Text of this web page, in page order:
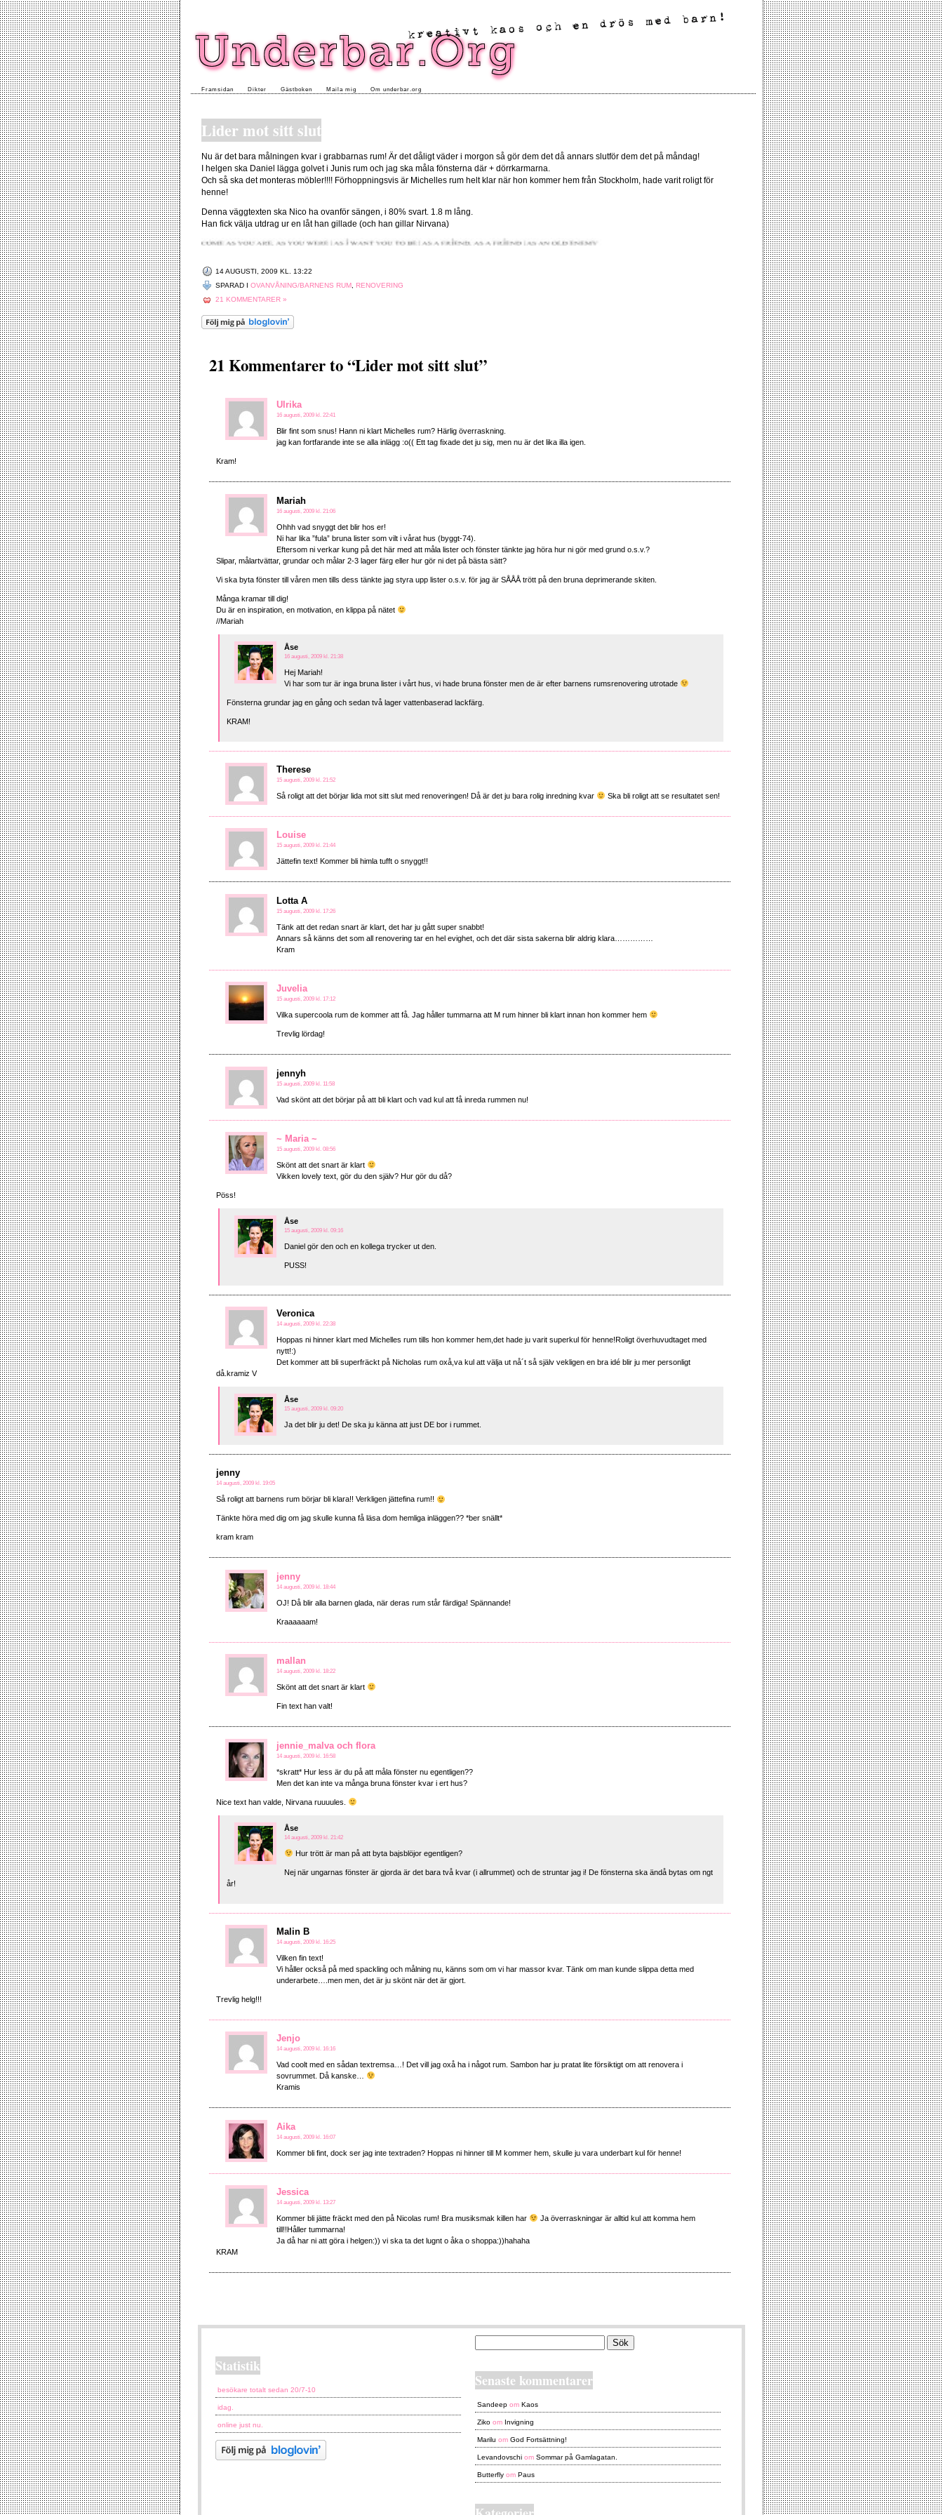
Framsidan Dikter Gästboken Maila mig Om underbar.org
Lider mot sitt slut
Nu är det bara målningen kvar i grabbarnas rum! Är det dåligt väder i morgon så gör dem det då annars slutför dem det på måndag!
I helgen ska Daniel lägga golvet i Junis rum och jag ska måla fönsterna där + dörrkarmarna.
Och så ska det monteras möbler!!!! Förhoppningsvis är Michelles rum helt klar när hon kommer hem från Stockholm, hade varit roligt för
henne!
Denna väggtexten ska Nico ha ovanför sängen, i 80% svart. 1.8 m lång.
Han fick välja utdrag ur en låt han gillade (och han gillar Nirvana)
14 AUGUSTI, 2009 KL. 13:22
SPARAD I OVANVÅNING/BARNENS RUM RENOVERING
21 KOMMENTARER »
21 Kommentarer to “Lider mot sitt slut”
Ulrika
16 augusti, 2009 kl. 22:41
Blir fint som snus! Hann ni klart Michelles rum? Härlig överraskning.
jag kan fortfarande inte se alla inlägg :o(( Ett tag fixade det ju sig, men nu är det lika illa igen.
Kram!
Mariah
16 augusti, 2009 kl. 21:06
Ohhh vad snyggt det blir hos er!
Ni har lika ”fula” bruna lister som vilt i vårat hus (byggt-74).
Eftersom ni verkar kung på det här med att måla lister och fönster tänkte jag höra hur ni gör med grund o.s.v.?
Slipar, målartvättar, grundar och målar 2-3 lager färg eller hur gör ni det på bästa sätt?
Vi ska byta fönster till våren men tills dess tänkte jag styra upp lister o.s.v. för jag är SÅÅÅ trött på den bruna deprimerande skiten.
Många kramar till dig!
Du är en inspiration, en motivation, en klippa på nätet
//Mariah
Åse
16 augusti, 2009 kl. 21:38
Hej Mariah!
Vi har som tur är inga bruna lister i vårt hus, vi hade bruna fönster men de är efter barnens rumsrenovering utrotade
Fönsterna grundar jag en gång och sedan två lager vattenbaserad lackfärg.
KRAM!
Therese
15 augusti, 2009 kl. 21:52
Så roligt att det börjar lida mot sitt slut med renoveringen! Då är det ju bara rolig inredning kvar Ska bli roligt att se resultatet sen!
Louise
15 augusti, 2009 kl. 21:44
Jättefin text! Kommer bli himla tufft o snyggt!!
Lotta A
15 augusti, 2009 kl. 17:26
Tänk att det redan snart är klart, det har ju gått super snabbt!
Annars så känns det som all renovering tar en hel evighet, och det där sista sakerna blir aldrig klara……………
Kram
Juvelia
15 augusti, 2009 kl. 17:12
Vilka supercoola rum de kommer att få. Jag håller tummarna att M rum hinner bli klart innan hon kommer hem
Trevlig lördag!
jennyh
15 augusti, 2009 kl. 11:58
Vad skönt att det börjar på att bli klart och vad kul att få inreda rummen nu!
~ Maria ~
15 augusti, 2009 kl. 08:56
Skönt att det snart är klart
Vikken lovely text, gör du den själv? Hur gör du då?
Pöss!
Åse
15 augusti, 2009 kl. 09:16
Daniel gör den och en kollega trycker ut den.
PUSS!
Veronica
14 augusti, 2009 kl. 22:38
Hoppas ni hinner klart med Michelles rum tills hon kommer hem,det hade ju varit superkul för henne!Roligt överhuvudtaget med
nytt!:)
Det kommer att bli superfräckt på Nicholas rum oxå,va kul att välja ut nå´t så själv vekligen en bra idé blir ju mer personligt
då.kramiz V
Åse
15 augusti, 2009 kl. 09:20
Ja det blir ju det! De ska ju känna att just DE bor i rummet.
jenny
14 augusti, 2009 kl. 19:05
Så roligt att barnens rum börjar bli klara!! Verkligen jättefina rum!!
Tänkte höra med dig om jag skulle kunna få läsa dom hemliga inläggen?? *ber snällt*
kram kram
jenny
14 augusti, 2009 kl. 18:44
OJ! Då blir alla barnen glada, när deras rum står färdiga! Spännande!
Kraaaaaam!
mallan
14 augusti, 2009 kl. 18:22
Skönt att det snart är klart
Fin text han valt!
jennie_malva och flora
14 augusti, 2009 kl. 16:58
*skratt* Hur less är du på att måla fönster nu egentligen??
Men det kan inte va många bruna fönster kvar i ert hus?
Nice text han valde, Nirvana ruuuules.
Åse
14 augusti, 2009 kl. 21:42
Hur trött är man på att byta bajsblöjor egentligen?
Nej när ungarnas fönster är gjorda är det bara två kvar (i allrummet) och de struntar jag i! De fönsterna ska ändå bytas om ngt
år!
Malin B
14 augusti, 2009 kl. 16:25
Vilken fin text!
Vi håller också på med spackling och målning nu, känns som om vi har massor kvar. Tänk om man kunde slippa detta med
underarbete….men men, det är ju skönt när det är gjort.
Trevlig helg!!!
Jenjo
14 augusti, 2009 kl. 16:16
Vad coolt med en sådan textremsa…! Det vill jag oxå ha i något rum. Sambon har ju pratat lite försiktigt om att renovera i
sovrummet. Då kanske…
Kramis
Aika
14 augusti, 2009 kl. 16:07
Kommer bli fint, dock ser jag inte textraden? Hoppas ni hinner till M kommer hem, skulle ju vara underbart kul för henne!
Jessica
14 augusti, 2009 kl. 13:27
Kommer bli jätte fräckt med den på Nicolas rum! Bra musiksmak killen har
Ja överraskningar är alltid kul att komma hem
till!!Håller tummarna!
Ja då har ni att göra i helgen:)) vi ska ta det lugnt o åka o shoppa:))hahaha
KRAM
Statistik
besökare totalt sedan 20/7-10
idag.
online just nu.
efter:
Senaste kommentarer
Sandeep om Kaos
Ziko om Invigning
Marilu om God Fortsättning!
Levandovschi om Sommar på Gamlagatan.
Butterfly om Paus